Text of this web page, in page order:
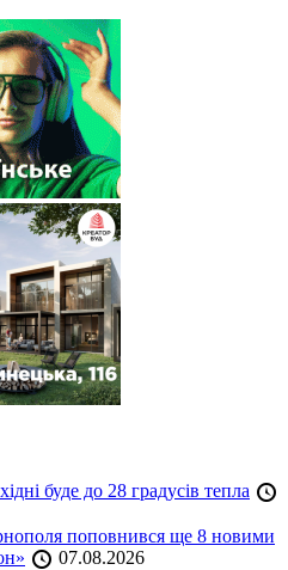
буде до 28 градусів тепла
поповнився ще 8 новими
07.08.2026